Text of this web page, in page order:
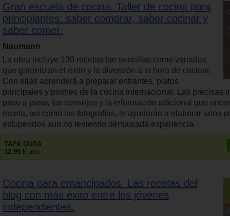
Gran escuela de cocina. Taller de cocina para
principiantes: saber comprar, saber cocinar y
saber comer.
Naumann
La obra incluye 130 recetas tan sencillas como variadas
que garantizan el éxito y la diversión a la hora de cocinar.
Con ellas aprenderá a preparar entrantes, platos
principales y postres de la cocina internacional. Las precisas
paso a paso, los consejos y la información adicional que
receta, así como las fotografías, le ayudarán a elaborar unos
estupendos aun no teniendo demasiada experiencia.
TAPA DURA
12.95 Euros
Cocina para emancipados. Las recetas del
blog con más éxito entre los jóvenes
independientes.